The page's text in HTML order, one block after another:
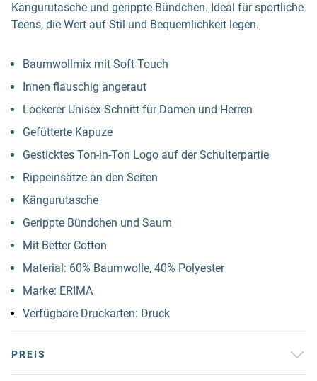
Kängurutasche und gerippte Bündchen. Ideal für sportliche
Teens, die Wert auf Stil und Bequemlichkeit legen.
Baumwollmix mit Soft Touch
Innen flauschig angeraut
Lockerer Unisex Schnitt für Damen und Herren
Gefütterte Kapuze
Gesticktes Ton-in-Ton Logo auf der Schulterpartie
Rippeinsätze an den Seiten
Kängurutasche
Gerippte Bündchen und Saum
Mit Better Cotton
Material: 60% Baumwolle, 40% Polyester
Marke: ERIMA
Verfügbare Druckarten: Druck
PREIS